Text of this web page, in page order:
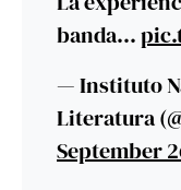
banda…
— Instituto
Literatura
September